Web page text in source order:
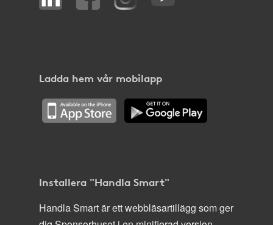
Ladda hem vår mobilapp
Installera "Handla Smart"
Handla Smart är ett webbläsartillägg som ger